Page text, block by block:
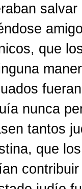
que
nunca
tantos
que